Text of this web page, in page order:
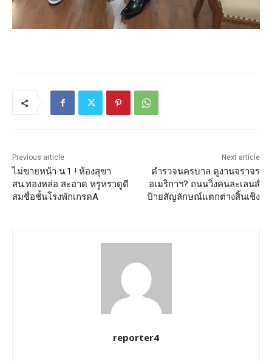
Previous article
ไม่ขายหน้า น.1 ! ห้องสุขา
สน.ทองหล่อ สะอาด หรูหราดูดี
สมชื่อชั้นโรงพักเกรดA
Next article
ตำรวจนครบาล ดูงานจราจร
อเมริกาฯ? ถนนวิ่งคนละเลนส์
ป้ายสัญลักษณ์แตกต่างสิ้นเชิง
reporter4